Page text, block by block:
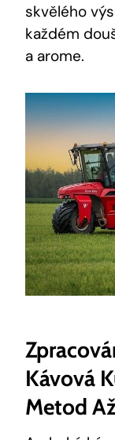
skvělého
každém
a arome.
Kávová
Metod